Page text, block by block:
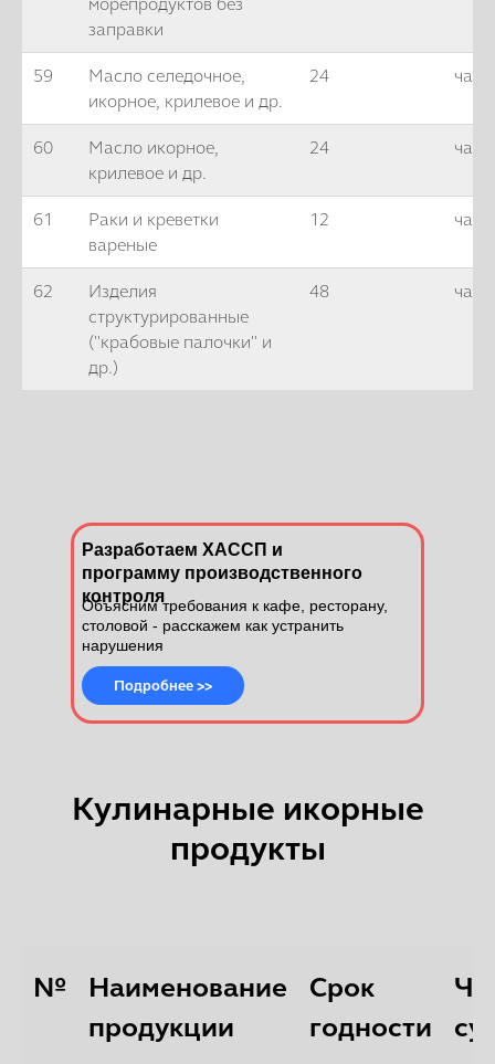
заправки
59
Масло селедочное,
икорное, крилевое и др.
24 часа
60
Масло икорное,
крилевое и др.
24 часа
61
Раки и креветки
вареные
12
62
Изделия
структурированные
("крабовые палочки" и
др.)
48
Разработаем ХАССП и
программу производственного
контроля
Объясним требования к кафе, ресторану,
столовой - расскажем как устранить
нарушения
Подробнее >>
Кулинарные икорные
продукты
№
Наименование
продукции
Срок
годности